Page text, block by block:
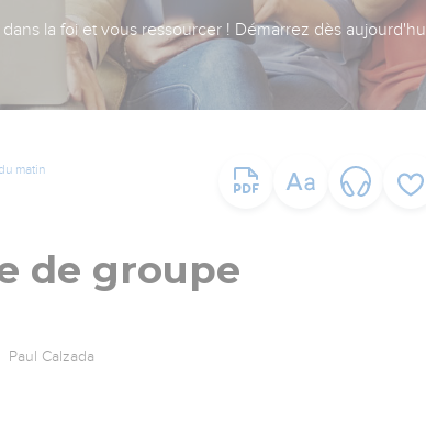
la foi et vous ressourcer ! Démarrez dès
matin
de groupe
Paul Calzada